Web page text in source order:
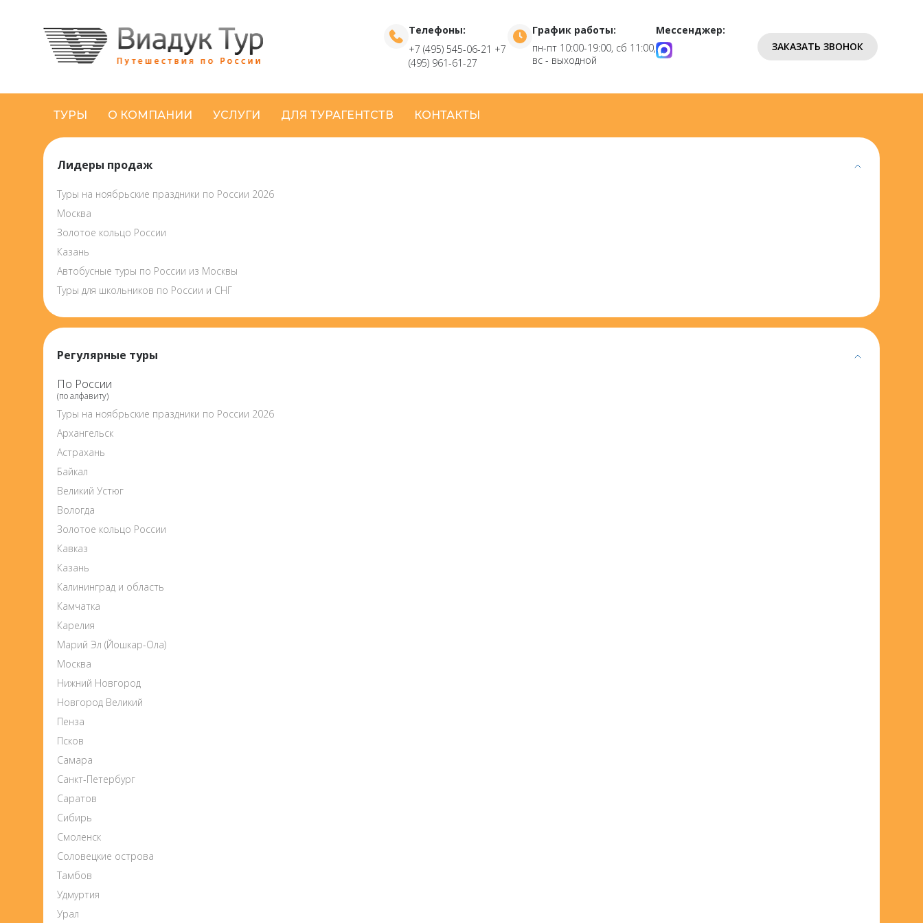
Телефоны:
+7 (495) 545-06-21 +7
(495) 961-61-27
График работы:
пн-пт 10:00-19:00, сб 11:00,
вс - выходной
Мессенджер:
ЗАКАЗАТЬ ЗВОНОК
ТУРЫ О КОМПАНИИ УСЛУГИ ДЛЯ ТУРАГЕНТСТВ КОНТАКТЫ
Лидеры продаж
Туры на ноябрьские праздники по России 2026
Москва
Золотое кольцо России
Казань
Автобусные туры по России из Москвы
Туры для школьников по России и СНГ
Регулярные туры
По России
(по алфавиту)
Туры на ноябрьские праздники по России 2026
Архангельск
Астрахань
Байкал
Великий Устюг
Вологда
Золотое кольцо России
Кавказ
Казань
Калининград и область
Камчатка
Карелия
Марий Эл (Йошкар-Ола)
Москва
Нижний Новгород
Новгород Великий
Пенза
Псков
Самара
Санкт-Петербург
Саратов
Сибирь
Смоленск
Соловецкие острова
Тамбов
Удмуртия
Урал